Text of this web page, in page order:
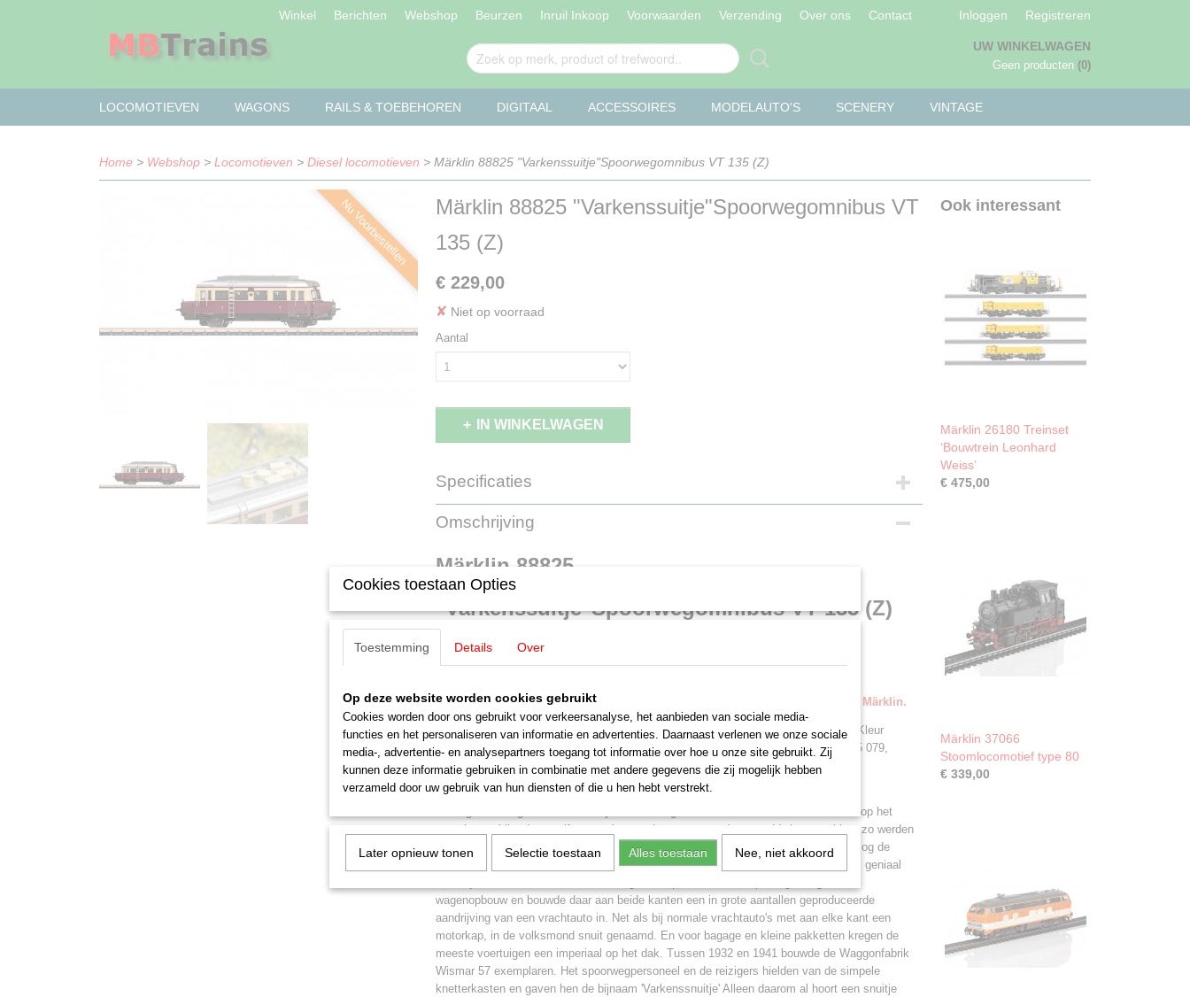
Winkel Berichten Webshop Beurzen Inruil Inkoop Voorwaarden Verzending Over ons Contact Inloggen Registreren
UW WINKELWAGEN
Geen producten (0)
LOCOMOTIEVEN WAGONS RAILS & TOEBEHOREN DIGITAAL ACCESSOIRES MODELAUTO'S SCENERY VINTAGE
Home > Webshop > Locomotieven > Diesel locomotieven > Märklin 88825 "Varkenssuitje"Spoorwegomnibus VT 135 (Z)
Nu Voorbestellen
Märklin 88825 "Varkenssuitje"Spoorwegomnibus VT
135 (Z)
€ 229,00
✘ Niet op voorraad
Aantal
IN WINKELWAGEN
Specificaties
Productcode leverancier
Schaal
Omschrijving
Märklin 88825
"Varkenssuitje"Spoorwegomnibus VT 135 (Z)
LET OP: Kies bij betalen voor de optie: Betalen bij afhalen
Betalen en afhalen of opsturen geschied binnen 30 dagen na uitlevering door Märklin.
Dieselmotorwagen type CvT-34 'Wismarer railbus' (type Hannover A) van de DRG. Kleur
wijnrood/ivoor. Periode II (Zoals tussen 1935 en 1947). Motorwagennummer VT 135 079,
Saarbrücken.
Een icoon uit vroeger tijden op de Duitse sporen.
Als tegenwoordig één van de talrijke bewaard gebleven Wismarer Schienenbussen op het
toneel verschijnt doen zelfs stoomlocomotieven een stapje terug. Varkenssnuitjes, zo werden
deze twee-assige railbussen genoemd die in de crisisperiode voor de 2e Wereldoorlog de
redding waren voor een groot aantal 'Kleinbahnen' en nevenbanen. Het ontwerp was geniaal
wagenopbouw en bouwde daar aan beide kanten een in grote aantallen geproduceerde
aandrijving van een vrachtauto in. Net als bij normale vrachtauto's met aan elke kant een
motorkap, in de volksmond snuit genaamd. En voor bagage en kleine pakketten kregen de
meeste voertuigen een imperiaal op het dak. Tussen 1932 en 1941 bouwde de Waggonfabrik
Wismar 57 exemplaren. Het spoorwegpersoneel en de reizigers hielden van de simpele
knetterkasten en gaven hen de bijnaam 'Varkenssnuitje' Alleen daarom al hoort een snuitje
Ook interessant
Märklin 26180 Treinset
‘Bouwtrein Leonhard
Weiss’
€ 475,00
Märklin 37066
Stoomlocomotief type 80
€ 339,00
Cookies toestaan Opties
Toestemming Details Over
Op deze website worden cookies gebruikt
Cookies worden door ons gebruikt voor verkeersanalyse, het aanbieden van sociale media-
functies en het personaliseren van informatie en advertenties. Daarnaast verlenen we onze sociale
media-, advertentie- en analysepartners toegang tot informatie over hoe u onze site gebruikt. Zij
kunnen deze informatie gebruiken in combinatie met andere gegevens die zij mogelijk hebben
verzameld door uw gebruik van hun diensten of die u hen hebt verstrekt.
Later opnieuw tonen Selectie toestaan Alles toestaan Nee, niet akkoord